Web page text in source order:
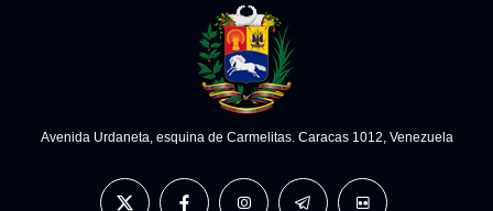
Avenida Urdaneta, esquina de Carmelitas. Caracas 1012, Venezuela